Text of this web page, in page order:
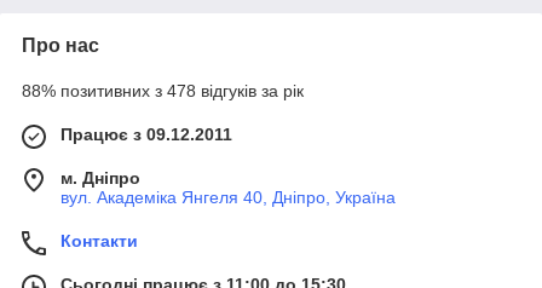
Про нас
88% позитивних з 478 відгуків за рік
Працює з 09.12.2011
м. Дніпро
вул. Академіка Янгеля 40, Дніпро, Україна
Контакти